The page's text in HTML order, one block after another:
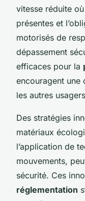
vitesse réduite
présentes et
motorisés de
dépassement
efficaces pour la
encouragent une
les autres
Des stratégies
matériaux
l’application de
mouvements,
sécurité. Ces
réglementation